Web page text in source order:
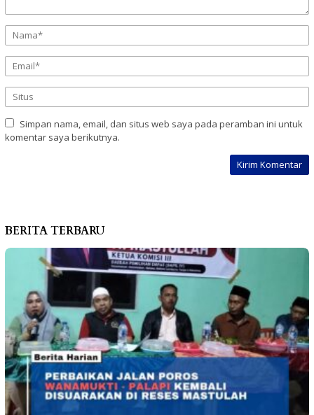
Simpan nama, email, dan situs web saya pada peramban ini untuk
komentar saya berikutnya.
BERITA TERBARU